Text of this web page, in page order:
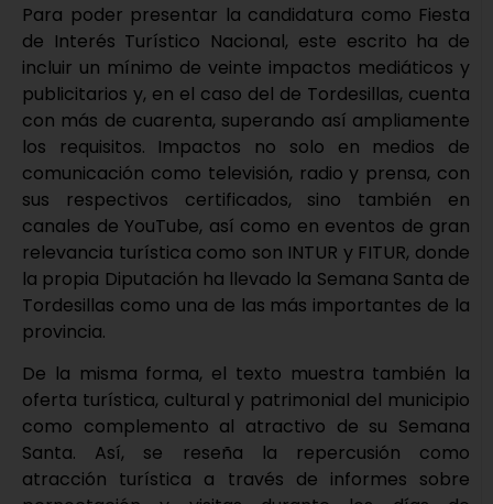
Para poder presentar la candidatura como Fiesta
de Interés Turístico Nacional, este escrito ha de
incluir un mínimo de veinte impactos mediáticos y
publicitarios y, en el caso del de Tordesillas, cuenta
con más de cuarenta, superando así ampliamente
los requisitos. Impactos no solo en medios de
comunicación como televisión, radio y prensa, con
sus respectivos certificados, sino también en
canales de YouTube, así como en eventos de gran
relevancia turística como son INTUR y FITUR, donde
la propia Diputación ha llevado la Semana Santa de
Tordesillas como una de las más importantes de la
provincia.
De la misma forma, el texto muestra también la
oferta turística, cultural y patrimonial del municipio
como complemento al atractivo de su Semana
Santa. Así, se reseña la repercusión como
atracción turística a través de informes sobre